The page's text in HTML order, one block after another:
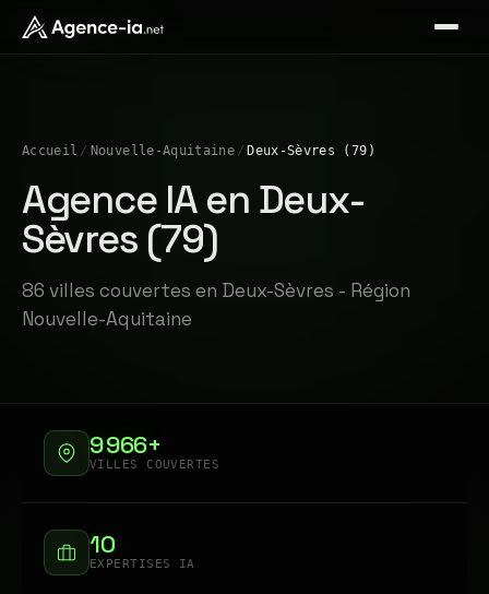
Accueil / Nouvelle-Aquitaine / Deux-Sèvres (79)
Agence IA en Deux-
Sèvres (79)
86 villes couvertes en Deux-Sèvres - Région
Nouvelle-Aquitaine
9 966+
VILLES COUVERTES
10
EXPERTISES IA